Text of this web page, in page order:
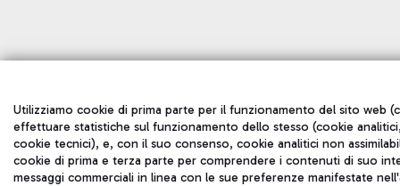
Utilizziamo cookie di prima parte per il funzionamento del sito web
effettuare statistiche sul funzionamento dello stesso (cookie
cookie tecnici), e, con il suo consenso, cookie analitici non
cookie di prima e terza parte per comprendere i contenuti di suo
messaggi commerciali in linea con le sue preferenze manifestate